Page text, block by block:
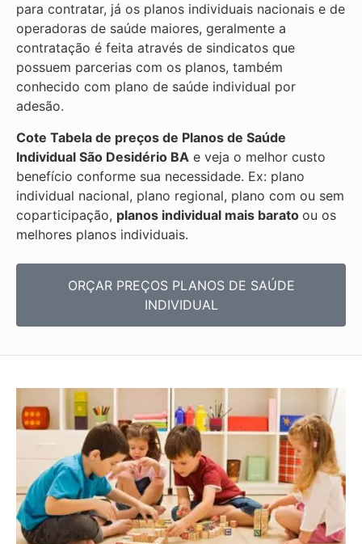
para contratar, já os planos individuais nacionais e de
operadoras de saúde maiores, geralmente a
contratação é feita através de sindicatos que
possuem parcerias com os planos, também
conhecido com plano de saúde individual por
adesão.
Cote Tabela de preços de Planos de Saúde
Individual São Desidério BA e veja o melhor custo
benefício conforme sua necessidade. Ex: plano
individual nacional, plano regional, plano com ou sem
coparticipação, planos individual mais barato ou os
melhores planos individuais.
ORÇAR PREÇOS PLANOS DE SAÚDE
INDIVIDUAL